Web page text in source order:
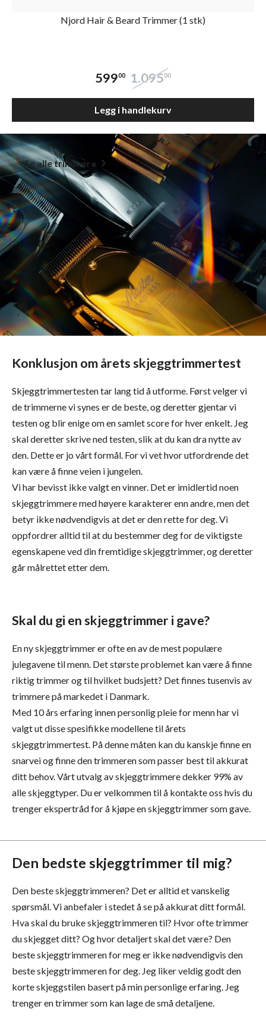
Njord Hair & Beard Trimmer (1 stk)
59900 1.09500
Legg i handlekurv
Se alle trimmere
Konklusjon om årets skjeggtrimmertest
Skjeggtrimmertesten tar lang tid å utforme. Først velger vi
de trimmerne vi synes er de beste, og deretter gjentar vi
testen og blir enige om en samlet score for hver enkelt. Jeg
skal deretter skrive ned testen, slik at du kan dra nytte av
den. Dette er jo vårt formål. For vi vet hvor utfordrende det
kan være å finne veien i jungelen.
Vi har bevisst ikke valgt en vinner. Det er imidlertid noen
skjeggtrimmere med høyere karakterer enn andre, men det
betyr ikke nødvendigvis at det er den rette for deg. Vi
oppfordrer alltid til at du bestemmer deg for de viktigste
egenskapene ved din fremtidige skjeggtrimmer, og deretter
går målrettet etter dem.
Skal du gi en skjeggtrimmer i gave?
En ny skjeggtrimmer er ofte en av de mest populære
julegavene til menn. Det største problemet kan være å finne
riktig trimmer og til hvilket budsjett? Det finnes tusenvis av
trimmere på markedet i Danmark.
Med 10 års erfaring innen personlig pleie for menn har vi
valgt ut disse spesifikke modellene til årets
skjeggtrimmertest. På denne måten kan du kanskje finne en
snarvei og finne den trimmeren som passer best til akkurat
ditt behov. Vårt utvalg av skjeggtrimmere dekker 99% av
alle skjeggtyper. Du er velkommen til å kontakte oss hvis du
trenger ekspertråd for å kjøpe en skjeggtrimmer som gave.
Den bedste skjeggtrimmer til mig?
Den beste skjeggtrimmeren? Det er alltid et vanskelig
spørsmål. Vi anbefaler i stedet å se på akkurat ditt formål.
Hva skal du bruke skjeggtrimmeren til? Hvor ofte trimmer
du skjegget ditt? Og hvor detaljert skal det være? Den
beste skjeggtrimmeren for meg er ikke nødvendigvis den
beste skjeggtrimmeren for deg. Jeg liker veldig godt den
korte skjeggstilen basert på min personlige erfaring. Jeg
trenger en trimmer som kan lage de små detaljene.